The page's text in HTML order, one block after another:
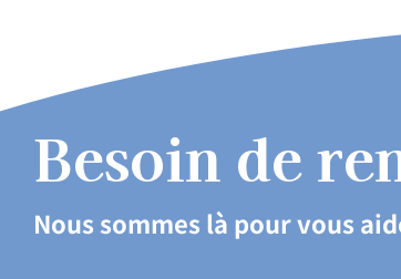
Besoin de
Nous sommes là pour vous